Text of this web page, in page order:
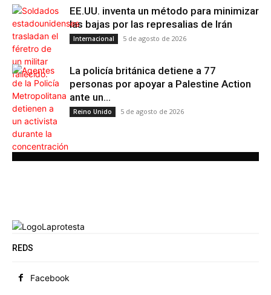
EE.UU. inventa un método para minimizar
las bajas por las represalias de Irán
Internacional 5 de agosto de 2026
La policía británica detiene a 77
personas por apoyar a Palestine Action
ante un...
Reino Unido 5 de agosto de 2026
REDS
Facebook